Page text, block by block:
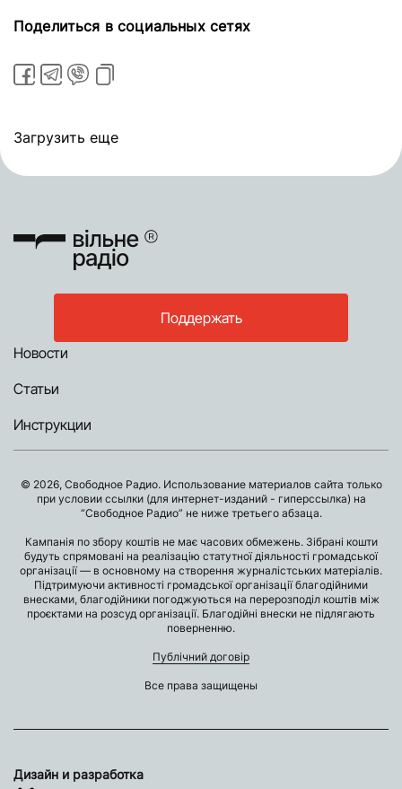
Поделиться в социальных сетях
Загрузить еще
Поддержать
Новости
Статьи
Инструкции
© 2026, Свободное Радио. Использование материалов сайта только
при условии ссылки (для интернет-изданий - гиперссылка) на
“Свободное Радио” не ниже третьего абзаца.
Кампанія по збору коштів не має часових обмежень. Зібрані кошти
будуть спрямовані на реалізацію статутної діяльності громадської
організації — в основному на створення журналістських матеріалів.
Підтримуючи активності громадської організації благодійними
внесками, благодійники погоджуються на перерозподіл коштів між
проєктами на розсуд організації. Благодійні внески не підлягають
поверненню.
Публічний договір
Все права защищены
Дизайн и разработка